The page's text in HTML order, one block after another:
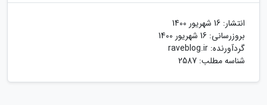
انتشار: 16 شهریور 1400
بروزرسانی: 16 شهریور 1400
گردآورنده: raveblog.ir
شناسه مطلب: 2587